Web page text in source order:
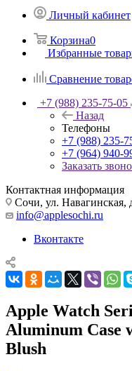
Личный кабинет
Корзина0
Избранные
Сравнение
+7 (988) 235-75-05
Назад
Телефоны
+7 (988) 235-
+7 (964) 940-
Заказать
Контактная информация
Сочи, ул. Навагинская,
info@applesochi.ru
Вконтакте
Apple Watch
Aluminum Case
Blush